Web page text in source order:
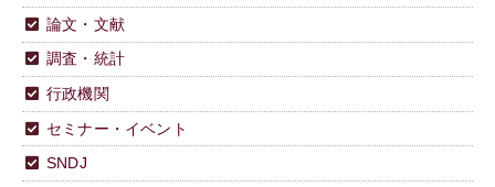
論文・文献
調査・統計
行政機関
セミナー・イベント
SNDJ